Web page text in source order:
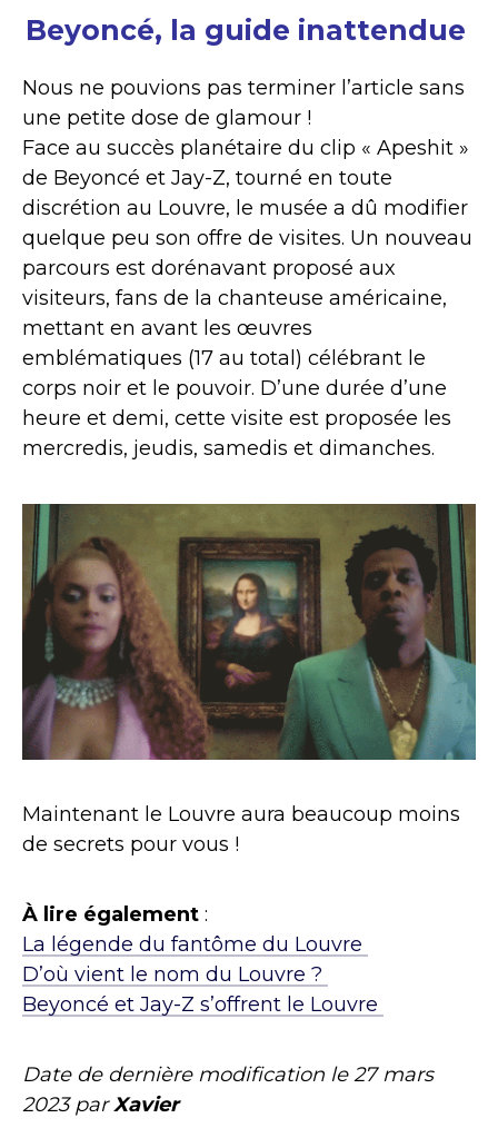
Beyoncé, la guide inattendue
Nous ne pouvions pas terminer l’article sans
une petite dose de glamour !
Face au succès planétaire du clip « Apeshit »
de Beyoncé et Jay-Z, tourné en toute
discrétion au Louvre, le musée a dû modifier
quelque peu son offre de visites. Un nouveau
parcours est dorénavant proposé aux
visiteurs, fans de la chanteuse américaine,
mettant en avant les œuvres
emblématiques (17 au total) célébrant le
corps noir et le pouvoir. D’une durée d’une
heure et demi, cette visite est proposée les
mercredis, jeudis, samedis et dimanches.
Maintenant le Louvre aura beaucoup moins
de secrets pour vous !
À lire également :
La légende du fantôme du Louvre
D’où vient le nom du Louvre ?
Beyoncé et Jay-Z s’offrent le Louvre
Date de dernière modification le27 mars
2023parXavier